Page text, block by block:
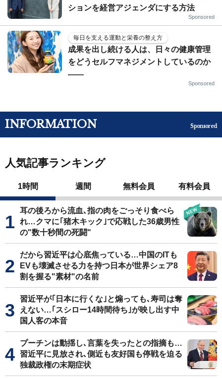
ションを経営アジェンダにする方法
Sponsored
毎日を支える運動と栄養の整え方
成果を出し続ける人は、日々の健康管理
をどうセルフマネジメントしているのか
——
Sponsored
INFORMATION Sponsored
人気記事ランキング
1時間 週間 無料会員 有料会員
耳の後ろから流血､指の肉をごっそり食べら
れ…クマに｢猪木キック｣で応戦した36歳男性
の"数十秒間の死闘"
だから習近平は心底焦っている…中国のITも
EVも壊滅させる力を持つ日本が世界シェア8
割を握る"素材"の名前
習近平が｢日本に行くな｣と煽っても､寿司は奪
えない…｢スシロー14時間待ち｣が映し出す中
国人客の本音
プーチンは動揺し､言葉を失ったとの指摘も…
習近平に見放され､側近も友好国も停戦を迫る
独裁政権の末期症状